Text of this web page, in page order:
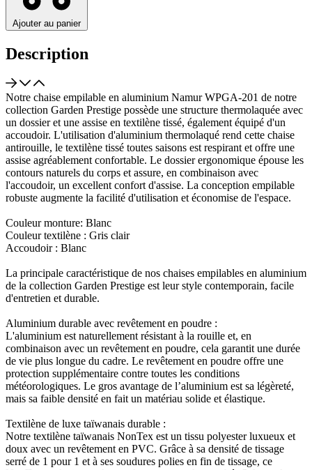
Ajouter au panier
Description
Notre chaise empilable en aluminium Namur WPGA-201 de notre
collection Garden Prestige possède une structure thermolaquée avec
un dossier et une assise en textilène tissé, également équipé d'un
accoudoir. L'utilisation d'aluminium thermolaqué rend cette chaise
antirouille, le textilène tissé toutes saisons est respirant et offre une
assise agréablement confortable. Le dossier ergonomique épouse les
contours naturels du corps et assure, en combinaison avec
l'accoudoir, un excellent confort d'assise. La conception empilable
robuste augmente la facilité d'utilisation et économise de l'espace.
Couleur monture: Blanc
Couleur textilène : Gris clair
Accoudoir : Blanc
La principale caractéristique de nos chaises empilables en aluminium
de la collection Garden Prestige est leur style contemporain, facile
d'entretien et durable.
Aluminium durable avec revêtement en poudre :
L'aluminium est naturellement résistant à la rouille et, en
combinaison avec un revêtement en poudre, cela garantit une durée
de vie plus longue du cadre. Le revêtement en poudre offre une
protection supplémentaire contre toutes les conditions
météorologiques. Le gros avantage de l’aluminium est sa légèreté,
mais sa faible densité en fait un matériau solide et élastique.
Textilène de luxe taïwanais durable :
Notre textilène taïwanais NonTex est un tissu polyester luxueux et
doux avec un revêtement en PVC. Grâce à sa densité de tissage
serré de 1 pour 1 et à ses soudures polies en fin de tissage, ce